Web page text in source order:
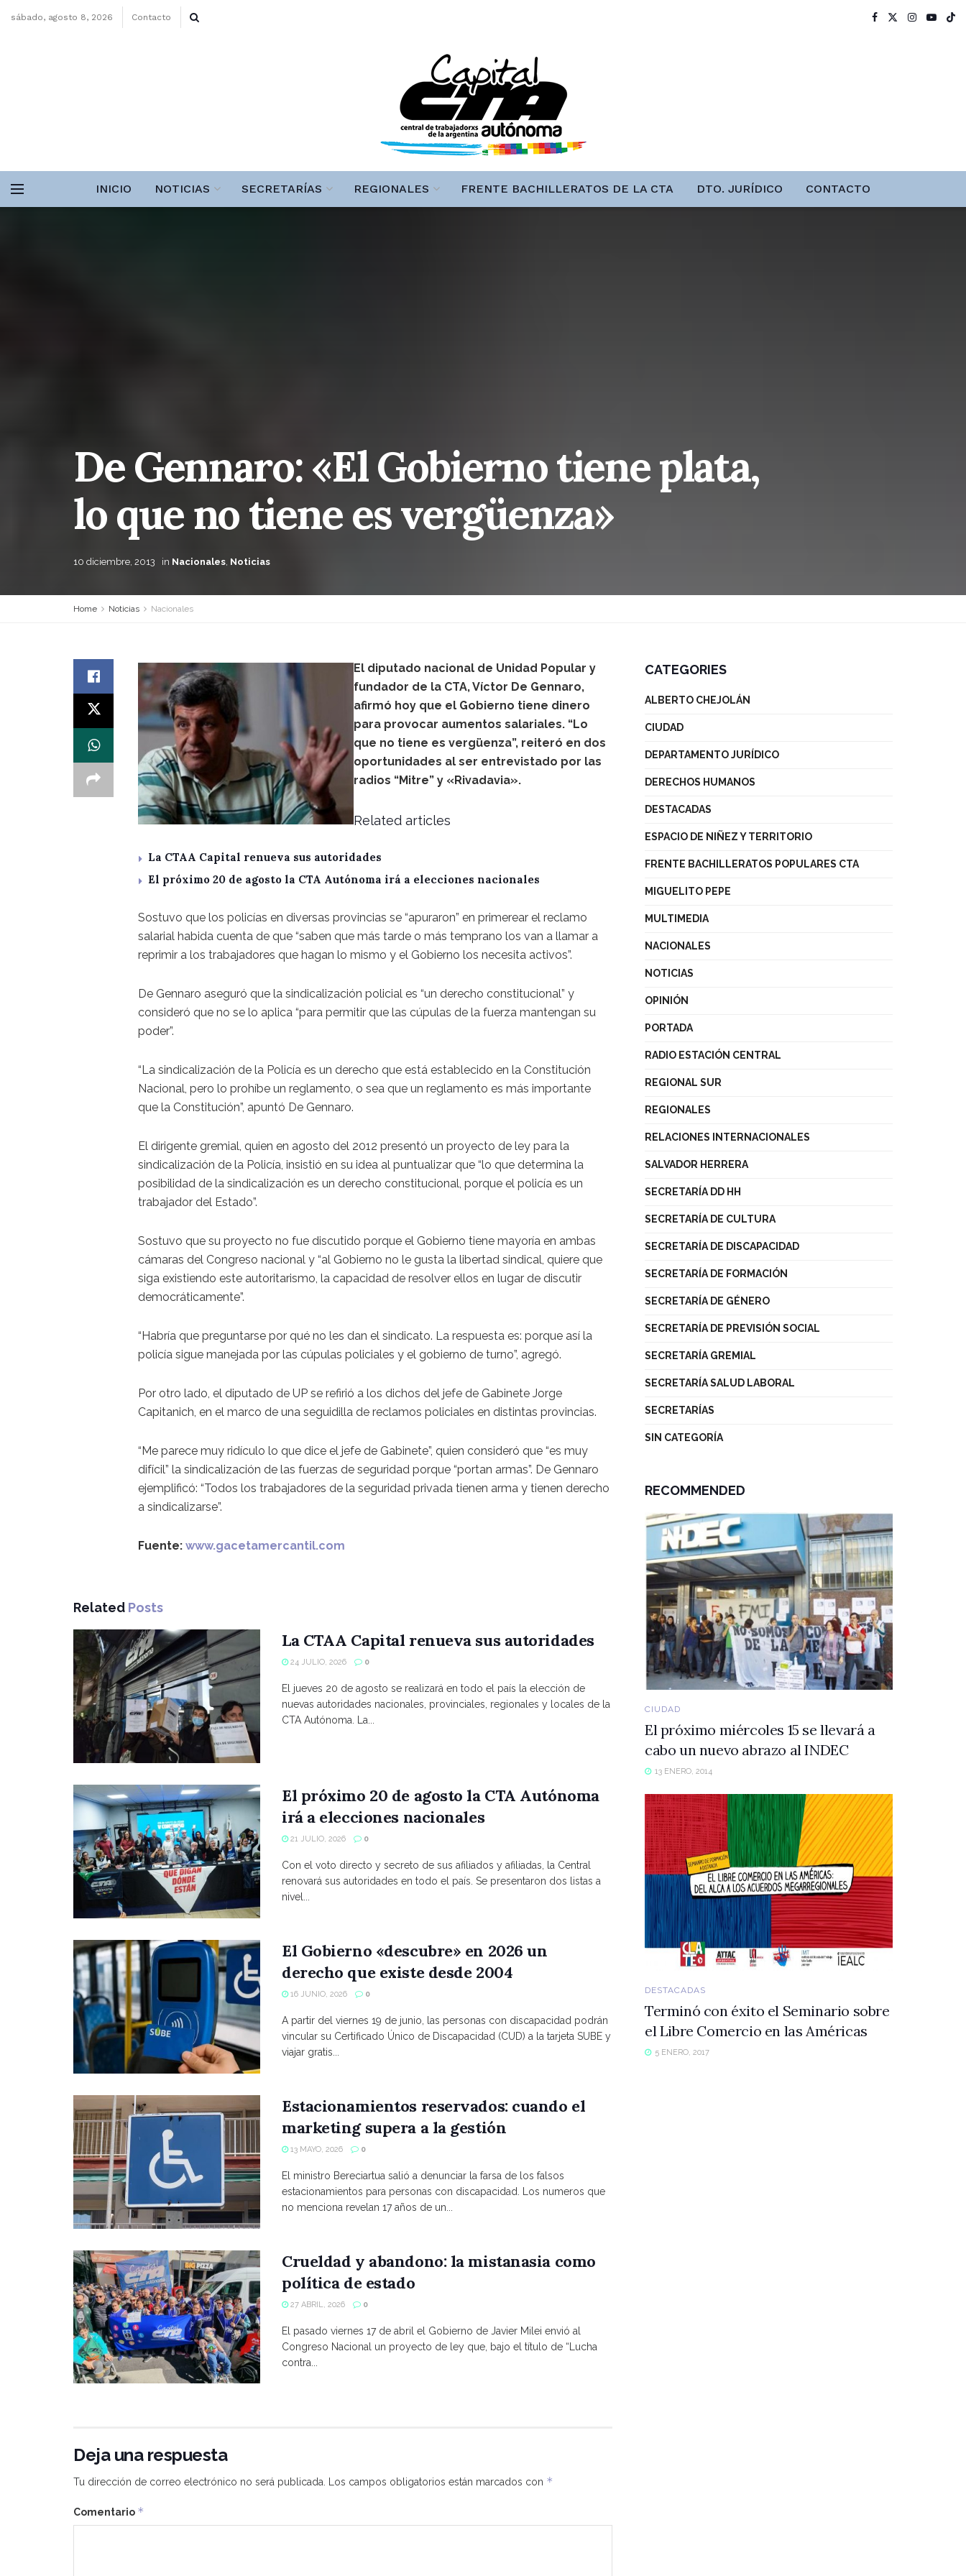
sábado, agosto 8, 2026 Contacto
INICIO NOTICIAS SECRETARÍAS REGIONALES FRENTE BACHILLERATOS DE LA CTA DTO. JURÍDICO CONTACTO
De Gennaro: «El Gobierno tiene plata,
lo que no tiene es vergüenza»
10 diciembre, 2013 in Nacionales, Noticias
Home Noticias Nacionales
El diputado nacional de Unidad Popular y
fundador de la CTA, Víctor De Gennaro,
afirmó hoy que el Gobierno tiene dinero
para provocar aumentos salariales. “Lo
que no tiene es vergüenza”, reiteró en dos
oportunidades al ser entrevistado por las
radios “Mitre” y «Rivadavia».
Related articles
La CTAA Capital renueva sus autoridades
El próximo 20 de agosto la CTA Autónoma irá a elecciones nacionales
Sostuvo que los policías en diversas provincias se “apuraron” en primerear el reclamo
salarial habida cuenta de que “saben que más tarde o más temprano los van a llamar a
reprimir a los trabajadores que hagan lo mismo y el Gobierno los necesita activos”.
De Gennaro aseguró que la sindicalización policial es “un derecho constitucional” y
consideró que no se lo aplica “para permitir que las cúpulas de la fuerza mantengan su
poder”.
“La sindicalización de la Policía es un derecho que está establecido en la Constitución
Nacional, pero lo prohíbe un reglamento, o sea que un reglamento es más importante
que la Constitución”, apuntó De Gennaro.
El dirigente gremial, quien en agosto del 2012 presentó un proyecto de ley para la
sindicalización de la Policía, insistió en su idea al puntualizar que “lo que determina la
posibilidad de la sindicalización es un derecho constitucional, porque el policía es un
trabajador del Estado”.
Sostuvo que su proyecto no fue discutido porque el Gobierno tiene mayoría en ambas
cámaras del Congreso nacional y “al Gobierno no le gusta la libertad sindical, quiere que
siga existiendo este autoritarismo, la capacidad de resolver ellos en lugar de discutir
democráticamente”.
“Habría que preguntarse por qué no les dan el sindicato. La respuesta es: porque así la
policía sigue manejada por las cúpulas policiales y el gobierno de turno”, agregó.
Por otro lado, el diputado de UP se refirió a los dichos del jefe de Gabinete Jorge
Capitanich, en el marco de una seguidilla de reclamos policiales en distintas provincias.
“Me parece muy ridículo lo que dice el jefe de Gabinete”, quien consideró que “es muy
difícil” la sindicalización de las fuerzas de seguridad porque “portan armas”. De Gennaro
ejemplificó: “Todos los trabajadores de la seguridad privada tienen arma y tienen derecho
a sindicalizarse”.
Fuente: www.gacetamercantil.com
Related Posts
La CTAA Capital renueva sus autoridades
24 JULIO, 2026 0
El jueves 20 de agosto se realizará en todo el país la elección de
nuevas autoridades nacionales, provinciales, regionales y locales de la
CTA Autónoma. La...
El próximo 20 de agosto la CTA Autónoma
irá a elecciones nacionales
21 JULIO, 2026 0
Con el voto directo y secreto de sus afiliados y afiliadas, la Central
renovará sus autoridades en todo el país. Se presentaron dos listas a
nivel...
El Gobierno «descubre» en 2026 un
derecho que existe desde 2004
16 JUNIO, 2026 0
A partir del viernes 19 de junio, las personas con discapacidad podrán
vincular su Certificado Único de Discapacidad (CUD) a la tarjeta SUBE y
viajar gratis...
Estacionamientos reservados: cuando el
marketing supera a la gestión
13 MAYO, 2026 0
El ministro Bereciartua salió a denunciar la farsa de los falsos
estacionamientos para personas con discapacidad. Los numeros que
no menciona revelan 17 años de un...
Crueldad y abandono: la mistanasia como
política de estado
27 ABRIL, 2026 0
El pasado viernes 17 de abril el Gobierno de Javier Milei envió al
Congreso Nacional un proyecto de ley que, bajo el título de “Lucha
contra...
Deja una respuesta
Tu dirección de correo electrónico no será publicada. Los campos obligatorios están marcados con *
Comentario *
CATEGORIES
ALBERTO CHEJOLÁN
CIUDAD
DEPARTAMENTO JURÍDICO
DERECHOS HUMANOS
DESTACADAS
ESPACIO DE NIÑEZ Y TERRITORIO
FRENTE BACHILLERATOS POPULARES CTA
MIGUELITO PEPE
MULTIMEDIA
NACIONALES
NOTICIAS
OPINIÓN
PORTADA
RADIO ESTACIÓN CENTRAL
REGIONAL SUR
REGIONALES
RELACIONES INTERNACIONALES
SALVADOR HERRERA
SECRETARÍA DD HH
SECRETARÍA DE CULTURA
SECRETARÍA DE DISCAPACIDAD
SECRETARÍA DE FORMACIÓN
SECRETARÍA DE GÉNERO
SECRETARÍA DE PREVISIÓN SOCIAL
SECRETARÍA GREMIAL
SECRETARÍA SALUD LABORAL
SECRETARÍAS
SIN CATEGORÍA
RECOMMENDED
CIUDAD
El próximo miércoles 15 se llevará a
cabo un nuevo abrazo al INDEC
13 ENERO, 2014
DESTACADAS
Terminó con éxito el Seminario sobre
el Libre Comercio en las Américas
5 ENERO, 2017